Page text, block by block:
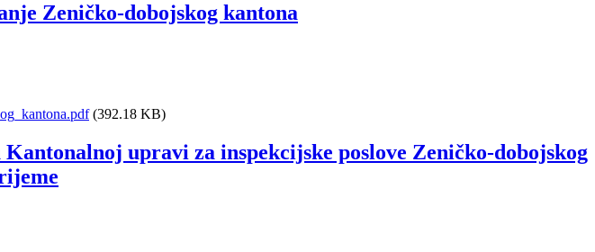
Zeničko-dobojskog kantona
(392.18 KB)
upravi za inspekcijske poslove Zeničko-dobojskog